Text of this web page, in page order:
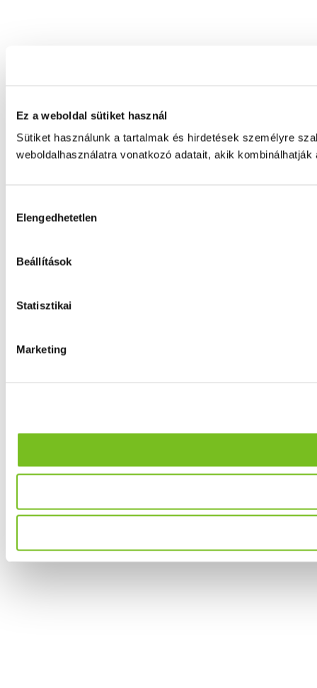
Ez a weboldal sütiket használ
Sütiket használunk a tartalmak és hirdetések személyre
weboldalhasználatra vonatkozó adatait, akik
kiválasztása
Elengedhetetlen
Beállítások
Statisztikai
Marketing